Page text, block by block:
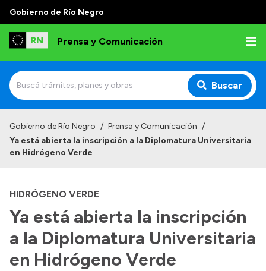
Gobierno de Río Negro
Prensa y Comunicación
Buscar
Institucional
Referentes de prensa
Archivo de noticias
Transparencia
Gobierno de Río Negro / Prensa y Comunicación /
Ya está abierta la inscripción a la Diplomatura Universitaria
en Hidrógeno Verde
HIDRÓGENO VERDE
Ya está abierta la inscripción
a la Diplomatura Universitaria
en Hidrógeno Verde